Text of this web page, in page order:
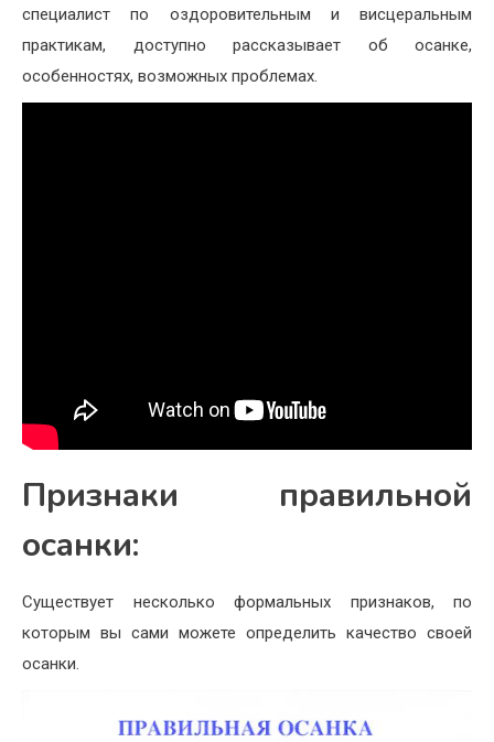
специалист по оздоровительным и висцеральным
практикам, доступно рассказывает об осанке,
особенностях, возможных проблемах.
Признаки правильной
осанки:
Существует несколько формальных признаков, по
которым вы сами можете определить качество своей
осанки.